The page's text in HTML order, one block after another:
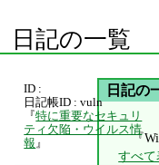
日記の一覧
日記の
『
すべて
ID :
日記帳ID : vuln
『特に重要なセキュリ
ティ欠陥・ウイルス情
報 』